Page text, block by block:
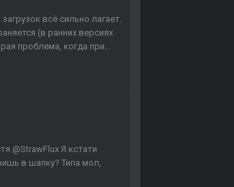
всё сильно лагает.
(в ранних версиях
проблема, когда при...
@StrawFlux Я кстати
в шапку? Типа мол,